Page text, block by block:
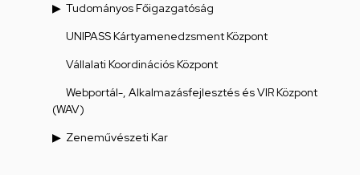
Tudományos Főigazgatóság
UNIPASS Kártyamenedzsment Központ
Vállalati Koordinációs Központ
Webportál-, Alkalmazásfejlesztés és VIR Központ
(WAV)
Zeneművészeti Kar